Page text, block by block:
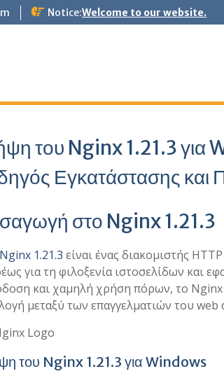
Notice:Welcome to our website.
του Nginx 1.21.3 για
Εγκατάστασης και
στο Nginx 1.21.3
Nginx 1.21.3 είναι ένας διακομιστής
για τη φιλοξενία ιστοσελίδων και
και χαμηλή χρήση πόρων, το Nginx
μεταξύ των επαγγελματιών του
του Nginx 1.21.3 για Windows